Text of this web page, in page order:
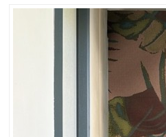
AKTUALNOSCI